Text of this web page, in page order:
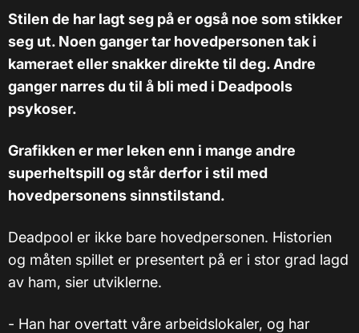
Stilen de har lagt seg på er også noe som stikker
seg ut. Noen ganger tar hovedpersonen tak i
kameraet eller snakker direkte til deg. Andre
ganger narres du til å bli med i Deadpools
psykoser.
Grafikken er mer leken enn i mange andre
superheltspill og står derfor i stil med
hovedpersonens sinnstilstand.
Deadpool er ikke bare hovedpersonen. Historien
og måten spillet er presentert på er i stor grad lagd
av ham, sier utviklerne.
- Han har overtatt våre arbeidslokaler, og har